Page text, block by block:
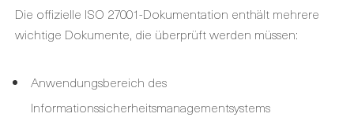
Die offizielle ISO 27001-Dokumentation enthält mehrere
wichtige Dokumente, die überprüft werden müssen:
Anwendungsbereich des
Informationssicherheitsmanagementsystems